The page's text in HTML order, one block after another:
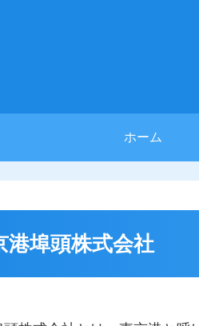
ホーム
港埠頭株式会社